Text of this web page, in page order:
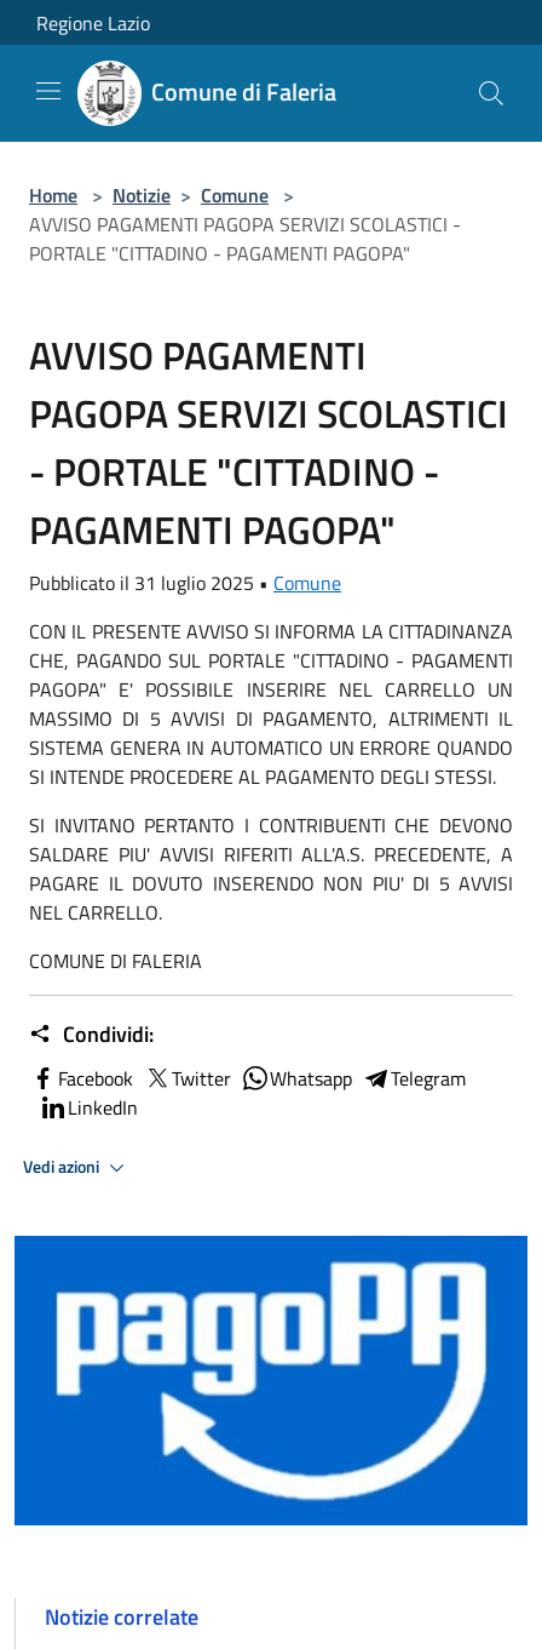
Salta al contenuto principale
Regione Lazio
Comune di Faleria
Home > Notizie > Comune >
AVVISO PAGAMENTI PAGOPA SERVIZI SCOLASTICI -
PORTALE "CITTADINO - PAGAMENTI PAGOPA"
AVVISO PAGAMENTI
PAGOPA SERVIZI SCOLASTICI
- PORTALE "CITTADINO -
PAGAMENTI PAGOPA"
Pubblicato il 31 luglio 2025 • Comune
CON IL PRESENTE AVVISO SI INFORMA LA CITTADINANZA
CHE, PAGANDO SUL PORTALE "CITTADINO - PAGAMENTI
PAGOPA" E' POSSIBILE INSERIRE NEL CARRELLO UN
MASSIMO DI 5 AVVISI DI PAGAMENTO, ALTRIMENTI IL
SISTEMA GENERA IN AUTOMATICO UN ERRORE QUANDO
SI INTENDE PROCEDERE AL PAGAMENTO DEGLI STESSI.
SI INVITANO PERTANTO I CONTRIBUENTI CHE DEVONO
SALDARE PIU' AVVISI RIFERITI ALL'A.S. PRECEDENTE, A
PAGARE IL DOVUTO INSERENDO NON PIU' DI 5 AVVISI
NEL CARRELLO.
COMUNE DI FALERIA
Condividi:
Facebook Twitter Whatsapp
Telegram
LinkedIn
Vedi azioni
Notizie correlate